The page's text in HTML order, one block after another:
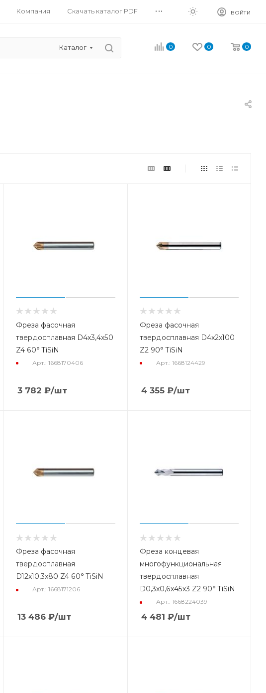
Компания Скачать каталог PDF ... ВОЙТИ
Каталог 0 0 0
Фреза фасочная
твердосплавная D4x3,4x50
Z4 60° TiSiN
Арт.: 1668170406
3 782 ₽/шт
Фреза фасочная
твердосплавная D4x2x100
Z2 90° TiSiN
Арт.: 1668124429
4 355₽/шт
Фреза фасочная
твердосплавная
D12x10,3x80 Z4 60° TiSiN
Арт.: 1668171206
13 486 ₽/шт
Фреза концевая
многофункциональная
твердосплавная
D0,3x0,6x45x3 Z2 90° TiSiN
Арт.: 1668224039
4 481 ₽/шт